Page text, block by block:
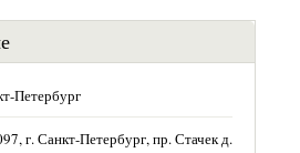
Петербург
г. Санкт-Петербург, пр. Стачек д.